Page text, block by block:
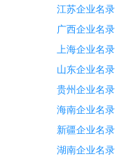
江苏企业名录
广西企业名录
上海企业名录
山东企业名录
贵州企业名录
海南企业名录
新疆企业名录
湖南企业名录